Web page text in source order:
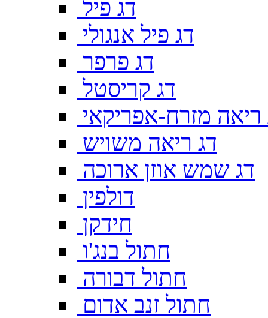
דג פיל
דג פיל אנגולי
דג פרפר
דג קריסטל
ריאה מזרח-אפריקאי
דג ריאה משויש
דג שמש אוזן ארוכה
דולפין
חידקן
חתול בנג'ו
חתול דבורה
חתול זנב אדום